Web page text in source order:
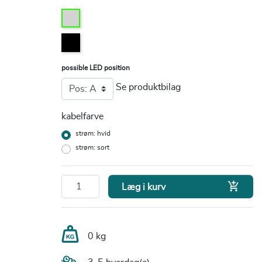
possible LED position
Se produktbilag
kabelfarve
strøm: hvid
strøm: sort
Læg i kurv 
0 kg